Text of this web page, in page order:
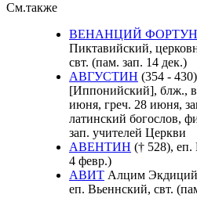
См.также
ВЕНАНЦИЙ
Пиктавийский,
свт. (пам. зап. 14 дек.)
АВГУСТИН (354 -
[Иппонийский], блж., в
июня, греч. 28 июня,
латинский богослов,
зап. учителей Церкви
АВЕНТИН († 528), еп.
4 февр.)
АВИТ Алцим Экдиций
еп. Вьеннский, свт.